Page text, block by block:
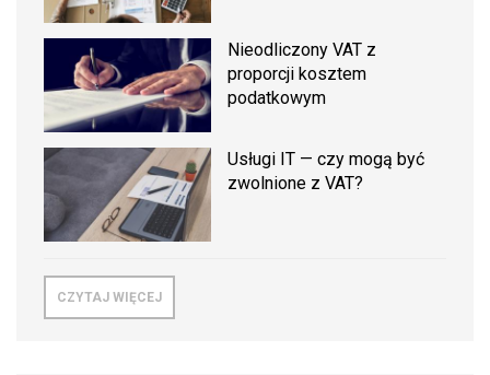
Nieodliczony VAT z
proporcji kosztem
podatkowym
Usługi IT — czy mogą być
zwolnione z VAT?
CZYTAJ WIĘCEJ